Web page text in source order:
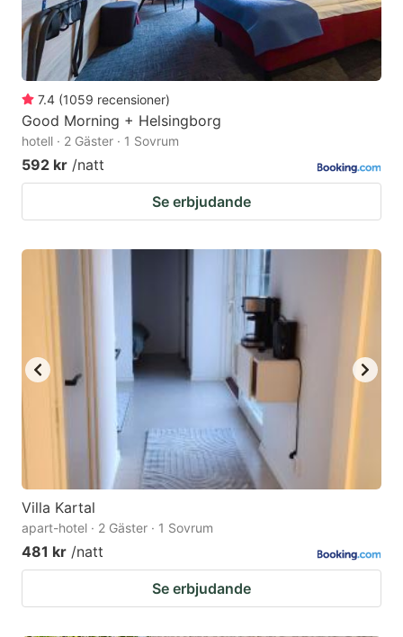
7.4 (1059 recensioner)
Good Morning + Helsingborg
hotell · 2 Gäster · 1 Sovrum
592 kr /natt
Se erbjudande
Villa Kartal
apart-hotel · 2 Gäster · 1 Sovrum
481 kr /natt
Se erbjudande